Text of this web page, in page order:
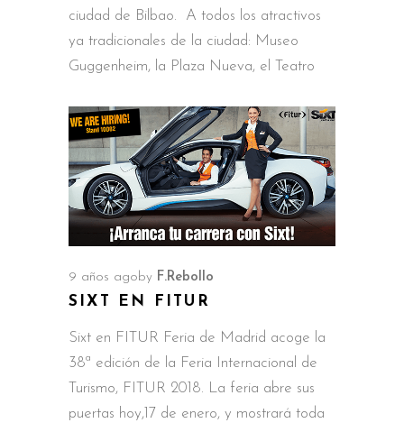
ciudad de Bilbao. A todos los atractivos
ya tradicionales de la ciudad: Museo
Guggenheim, la Plaza Nueva, el Teatro
9 años agoby F.Rebollo
SIXT EN FITUR
Sixt en FITUR Feria de Madrid acoge la
38ª edición de la Feria Internacional de
Turismo, FITUR 2018. La feria abre sus
puertas hoy,17 de enero, y mostrará toda